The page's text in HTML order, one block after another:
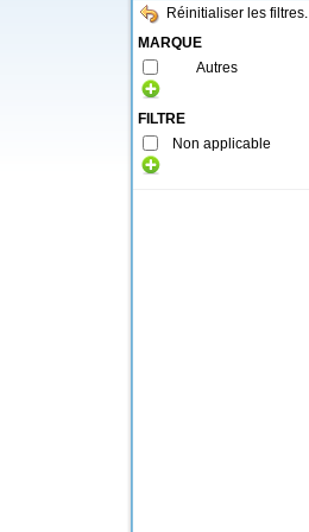
Réinitialiser les filtres.
MARQUE
Autres
FILTRE
Non applicable